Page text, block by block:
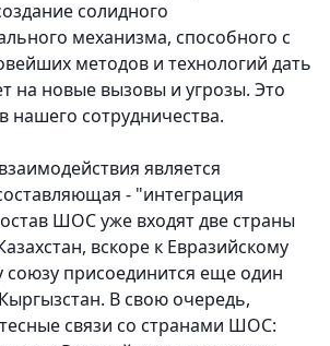
солидного
механизма, способного с
методов и технологий дать
на новые вызовы и угрозы. Это
нашего сотрудничества.
является
- "интеграция
ШОС уже входят две страны
вскоре к Евразийскому
союзу присоединится еще один
В свою очередь,
связи со странами ШОС: